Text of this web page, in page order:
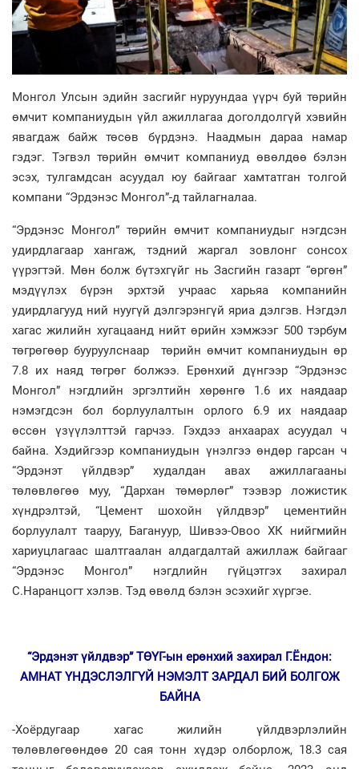
Монгол Улсын эдийн засгийг нуруундаа үүрч буй төрийн
өмчит компаниудын үйл ажиллагаа доголдолгүй хэвийн
явагдаж байж төсөв бүрдэнэ. Наадмын дараа намар
гэдэг. Тэгвэл төрийн өмчит компаниуд өвөлдөө бэлэн
эсэх, тулгамдсан асуудал юу байгааг хамтатган толгой
компани “Эрдэнэс Монгол”-д тайлагналаа.
“Эрдэнэс Монгол” төрийн өмчит компаниудыг нэгдсэн
удирдлагаар хангаж, тэдний жаргал зовлонг сонсох
үүрэгтэй. Мөн болж бүтэхгүйг нь Засгийн газарт “өргөн”
мэдүүлэх бүрэн эрхтэй учраас харьяа компанийн
удирдлагууд ний нуугүй дэлгэрэнгүй яриа дэлгэв. Нэгдэл
хагас жилийн хугацаанд нийт өрийн хэмжээг 500 тэрбум
төгрөгөөр бууруулснаар төрийн өмчит компаниудын өр
7.8 их наяд төгрөг болжээ. Ерөнхий дүнгээр “Эрдэнэс
Монгол” нэгдлийн эргэлтийн хөрөнгө 1.6 их наядаар
нэмэгдсэн бол борлуулалтын орлого 6.9 их наядаар
өссөн үзүүлэлттэй гарчээ. Гэхдээ анхаарах асуудал ч
байна. Хэдийгээр компаниудын үнэлгээ өндөр гарсан ч
“Эрдэнэт үйлдвэр” худалдан авах ажиллагааны
төлөвлөгөө муу, “Дархан төмөрлөг” тээвэр ложистик
хүндрэлтэй, “Цемент шохойн үйлдвэр” цементийн
борлуулалт тааруу, Багануур, Шивээ-Овоо ХК нийгмийн
хариуцлагаас шалтгаалан алдагдалтай ажиллаж байгааг
“Эрдэнэс Монгол” нэгдлийн гүйцэтгэх захирал
С.Наранцогт хэлэв. Тэд өвөлд бэлэн эсэхийг хүргэе.
“Эрдэнэт үйлдвэр” ТӨҮГ-ын ерөнхий захирал Г.Ёндон:
АМНАТ ҮНДЭСЛЭЛГҮЙ НЭМЭЛТ ЗАРДАЛ БИЙ БОЛГОЖ
БАЙНА
-Хоёрдугаар хагас жилийн үйлдвэрлэлийн
төлөвлөгөөндөө 20 сая тонн хүдэр олборлож, 18.3 сая